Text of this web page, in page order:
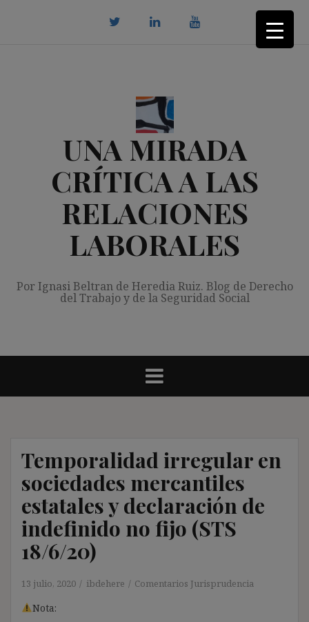
UNA MIRADA
CRÍTICA A LAS
RELACIONES
LABORALES
Por Ignasi Beltran de Heredia Ruiz. Blog de Derecho
del Trabajo y de la Seguridad Social
Temporalidad irregular en
sociedades mercantiles
estatales y declaración de
indefinido no fijo (STS
18/6/20)
13 julio, 2020 ibdehere Comentarios Jurisprudencia
Nota: